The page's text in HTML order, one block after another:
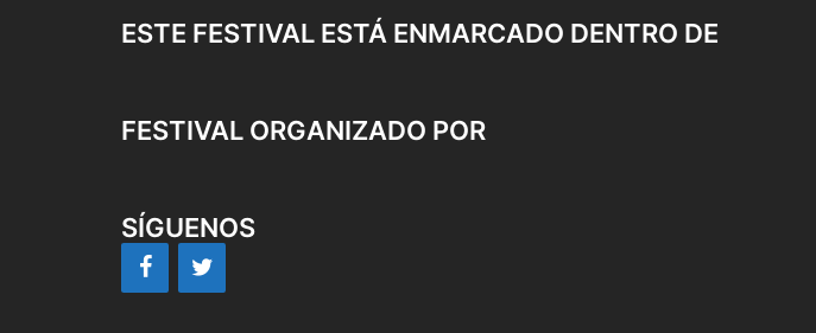
ESTE FESTIVAL ESTÁ ENMARCADO DENTRO DE
FESTIVAL ORGANIZADO POR
SÍGUENOS